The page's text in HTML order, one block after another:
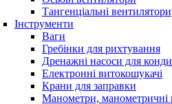
Тангенціальні вентилятори
Інструменти
Ваги
Гребінки для рихтування
Дренажні насоси для
Електронні витокошукачі
Крани для заправки
Манометри, манометричні